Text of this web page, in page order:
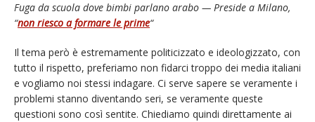
Fuga da scuola dove bimbi parlano arabo — Preside a Milano,
“non riesco a formare le prime“
Il tema però è estremamente politicizzato e ideologizzato, con
tutto il rispetto, preferiamo non fidarci troppo dei media italiani
e vogliamo noi stessi indagare. Ci serve sapere se veramente i
problemi stanno diventando seri, se veramente queste
questioni sono così sentite. Chiediamo quindi direttamente ai